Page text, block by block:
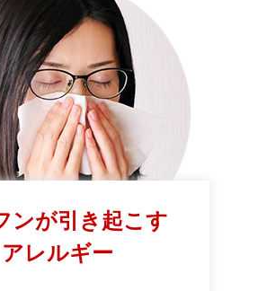
ンが引き起こす
アレルギー